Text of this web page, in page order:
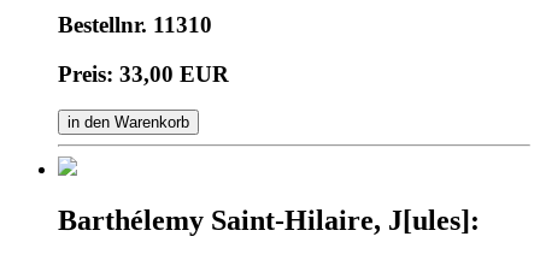
Bestellnr. 11310
Preis: 33,00 EUR
in den Warenkorb
Barthélemy Saint-Hilaire, J[ules]: